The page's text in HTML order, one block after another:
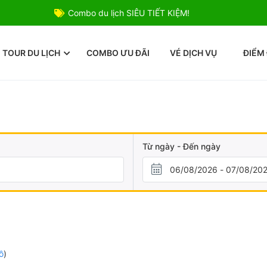
Combo du lịch SIÊU TIẾT KIỆM!
TOUR DU LỊCH COMBO ƯU ĐÃI VÉ DỊCH VỤ ĐIỂM
Từ ngày - Đến ngày
)